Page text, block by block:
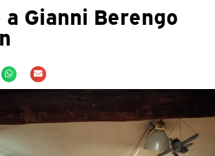
a Gianni Berengo